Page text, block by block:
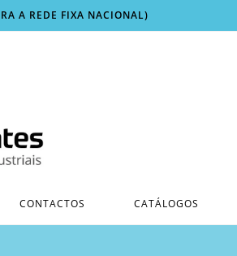
A REDE FIXA NACIONAL)
CONTACTOS CATÁLOGOS